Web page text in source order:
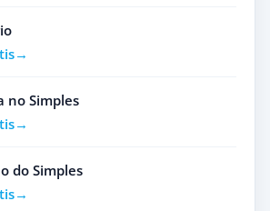
no Simples
do Simples